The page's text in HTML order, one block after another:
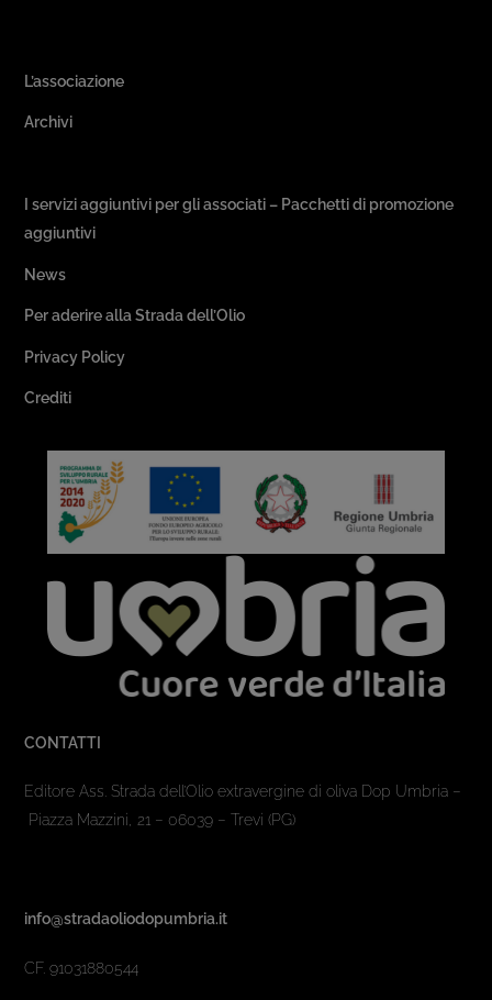
L’associazione
Archivi
I servizi aggiuntivi per gli associati – Pacchetti di promozione
aggiuntivi
News
Per aderire alla Strada dell’Olio
Privacy Policy
Crediti
CONTATTI
Editore Ass. Strada dell’Olio extravergine di oliva Dop Umbria –
Piazza Mazzini, 21 – 06039 – Trevi (PG)
info@stradaoliodopumbria.it
CF. 91031880544